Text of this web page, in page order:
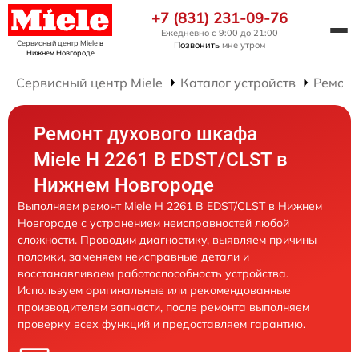
Сервисный центр Mieleв
Нижнем Новгороде
+7 (831) 231-09-76
Ежедневно с 9:00 до 21:00
Позвонить мне утром
Сервисный центр Miele Каталог устройств
Ремонт духового шкафа
Miele H 2261 B EDST/CLST в
Нижнем Новгороде
Выполняем ремонт Miele H 2261 B EDST/CLST в Нижнем
Новгороде с устранением неисправностей любой
сложности. Проводим диагностику, выявляем причины
поломки, заменяем неисправные детали и
восстанавливаем работоспособность устройства.
Используем оригинальные или рекомендованные
производителем запчасти, после ремонта выполняем
проверку всех функций и предоставляем гарантию.